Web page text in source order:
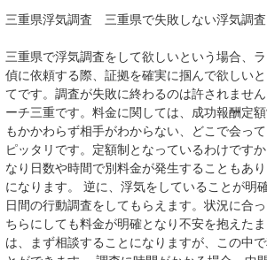
三重県浮気調査 三重県で失敗しない浮気調
三重県で浮気調査をして欲しいという場合、
偵に依頼する際、証拠を確実に掴んで欲しい
てです。調査が失敗に終わるのは許されませ
ーチ三重です。料金に関しては、成功報酬定
もかかわらず相手がわからない、どこで会っ
ピッタリです。定額制となっているわけです
なり日数や時間で別料金が発生することもあ
になります。 逆に、浮気をしていることが明
日間の行動調査をしてもらえます。状況に合
ちらにしても料金が明確となり不安を抱えた
は、まず相談することになりますが、この中